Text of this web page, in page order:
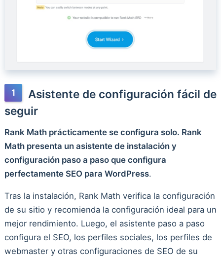
Asistente de configuración fácil de
seguir
Rank Math prácticamente se configura solo. Rank
Math presenta un asistente de instalación y
configuración paso a paso que configura
perfectamente SEO para WordPress.
Tras la instalación, Rank Math verifica la configuración
de su sitio y recomienda la configuración ideal para un
mejor rendimiento. Luego, el asistente paso a paso
configura el SEO, los perfiles sociales, los perfiles de
webmaster y otras configuraciones de SEO de su